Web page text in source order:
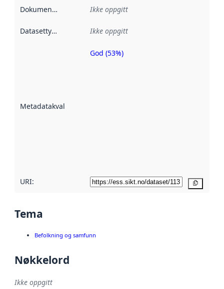
Dokumentasjon Ikke oppgitt
Datasettype Ikke oppgitt
Metadatakvalitet
Metadatakvalitet
God (53%)
URI:
Tema
Befolkning og samfunn
Nøkkelord
Ikke oppgitt